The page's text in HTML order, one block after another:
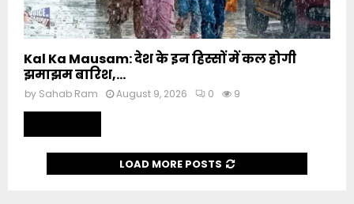
Kal Ka Mausam: देश के इन हिस्सों में कल होगी
झमाझम बारिश,...
by Sahab Ram August 9, 2026 0 9
LOAD MORE POSTS